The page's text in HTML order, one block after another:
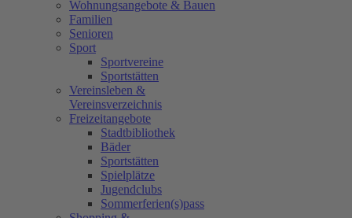
Wohnungsangebote & Bauen
Familien
Senioren
Sport
Sportvereine
Sportstätten
Vereinsleben &
Vereinsverzeichnis
Freizeitangebote
Stadtbibliothek
Bäder
Sportstätten
Spielplätze
Jugendclubs
Sommerferien(s)pass